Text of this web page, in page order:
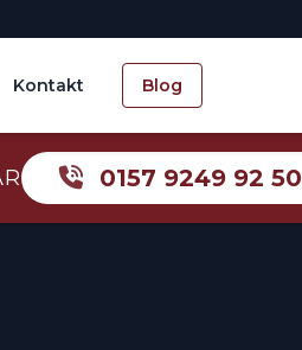
Kontakt Blog
0157 9249 92 50